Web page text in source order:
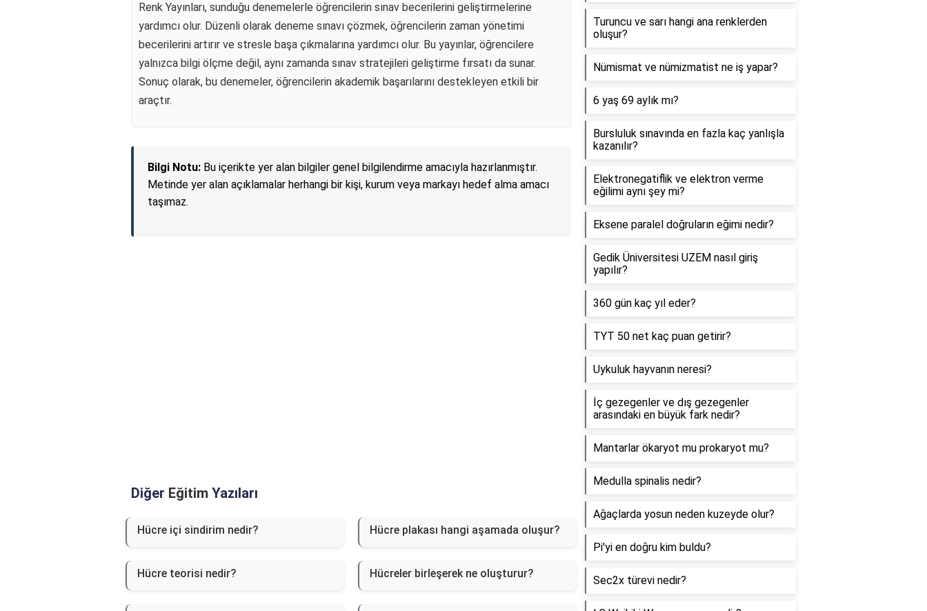
Renk Yayınları, sunduğu denemelerle öğrencilerin sınav becerilerini geliştirmelerine
yardımcı olur. Düzenli olarak deneme sınavı çözmek, öğrencilerin zaman yönetimi
becerilerini artırır ve stresle başa çıkmalarına yardımcı olur. Bu yayınlar, öğrencilere
yalnızca bilgi ölçme değil, aynı zamanda sınav stratejileri geliştirme fırsatı da sunar.
Sonuç olarak, bu denemeler, öğrencilerin akademik başarılarını destekleyen etkili bir
araçtır.
Bilgi Notu: Bu içerikte yer alan bilgiler genel bilgilendirme amacıyla hazırlanmıştır.
Metinde yer alan açıklamalar herhangi bir kişi, kurum veya markayı hedef alma amacı
taşımaz.
Diğer Eğitim Yazıları
Hücre içi sindirim nedir? Hücre plakası hangi aşamada oluşur?
Hücre teorisi nedir? Hücreler birleşerek ne oluşturur?
Turuncu ve sarı hangi ana renklerden
oluşur?
Nümismat ve nümizmatist ne iş yapar?
6 yaş 69 aylık mı?
Bursluluk sınavında en fazla kaç yanlışla
kazanılır?
Elektronegatiflik ve elektron verme
eğilimi aynı şey mi?
Eksene paralel doğruların eğimi nedir?
Gedik Üniversitesi UZEM nasıl giriş
yapılır?
360 gün kaç yıl eder?
TYT 50 net kaç puan getirir?
Uykuluk hayvanın neresi?
İç gezegenler ve dış gezegenler
arasındaki en büyük fark nedir?
Mantarlar ökaryot mu prokaryot mu?
Medulla spinalis nedir?
Ağaçlarda yosun neden kuzeyde olur?
Pi'yi en doğru kim buldu?
Sec2x türevi nedir?